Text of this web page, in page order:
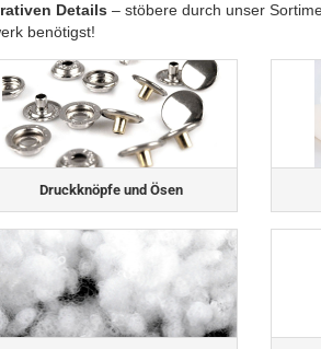
Details – stöbere durch unser
benötigst!
Druckknöpfe und Ösen